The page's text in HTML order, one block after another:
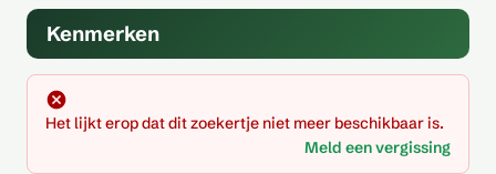
Kenmerken
Het lijkt erop dat dit zoekertje niet meer beschikbaar is.
Meld een vergissing